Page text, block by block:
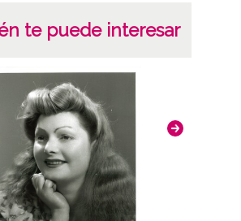
te puede interesar